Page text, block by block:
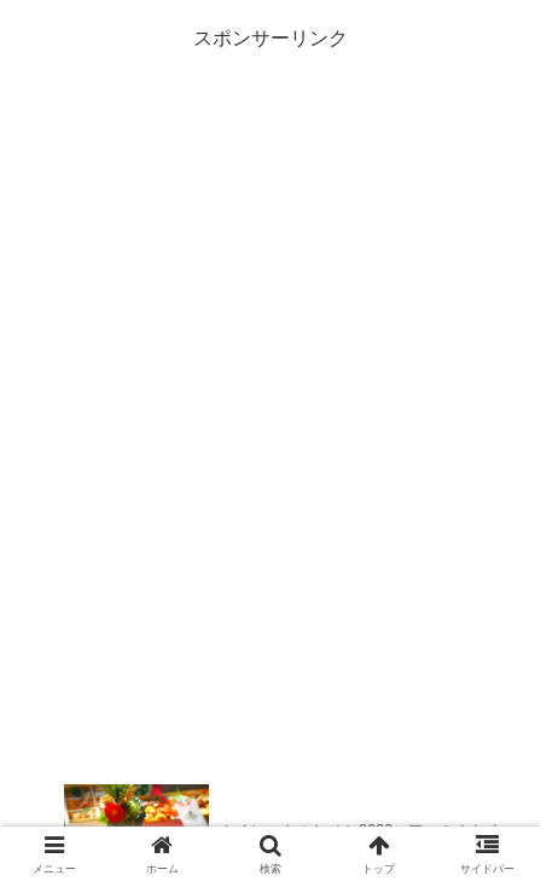
スポンサーリンク
オイシックスおせち2020 口コミやおす
すめは？
メニュー ホーム 検索 トップ サイドバー